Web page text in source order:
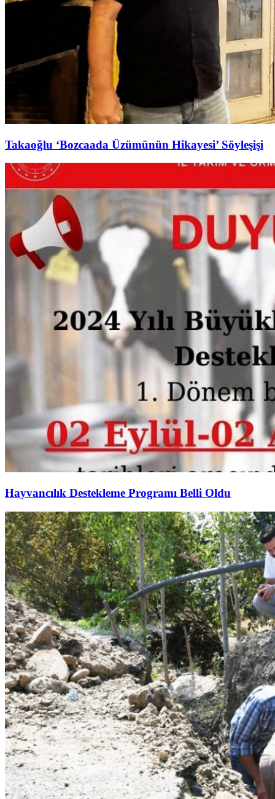
Takaoğlu ‘Bozcaada Üzümünün Hikayesi’ Söyleşişi
Hayvancılık Destekleme Programı Belli Oldu